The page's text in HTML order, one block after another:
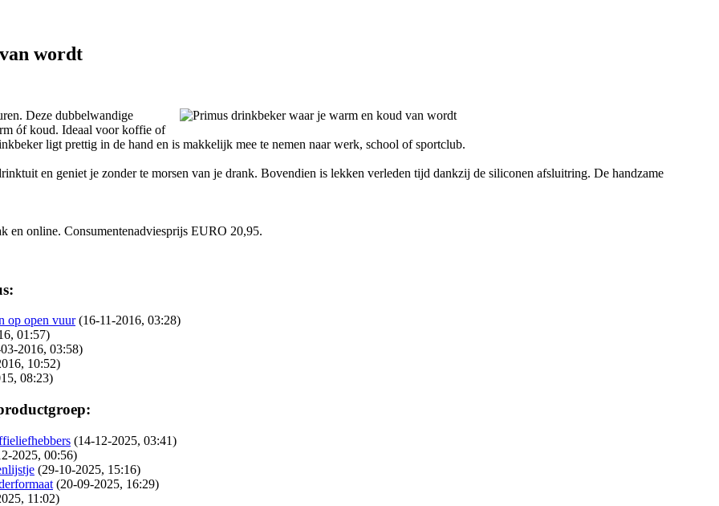
wordt
Deze dubbelwandige
óf koud. Ideaal voor koffie of
ligt prettig in de hand en is makkelijk mee te nemen naar werk, school of sportclub.
en geniet je zonder te morsen van je drank. Bovendien is lekken verleden tijd dankzij de siliconen afsluitring. De handzame
en online. Consumentenadviesprijs EURO 20,95.
op open vuur (16-11-2016, 03:28)
01:57)
2016, 03:58)
10:52)
08:23)
(14-12-2025, 03:41)
2025, 00:56)
(29-10-2025, 15:16)
(20-09-2025, 16:29)
11:02)